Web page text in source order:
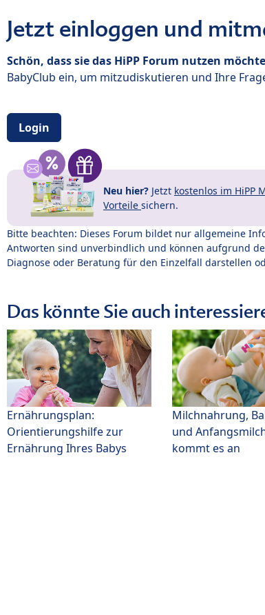
Jetzt einloggen und
Schön, dass sie das HiPP Forum nutzen
BabyClub ein, um mitzudiskutieren und Ihre
Login
Neu hier? Jetzt kostenlos im HiPP
Vorteile sichern.
Bitte beachten: Dieses Forum bildet nur allgemeine
Antworten sind unverbindlich und können aufgrund
Diagnose oder Beratung für den Einzelfall darstellen
Das könnte Sie auch
Ernährungsplan:
Orientierungshilfe zur
Ernährung Ihres Babys
Milchnahrung,
und
kommt es an